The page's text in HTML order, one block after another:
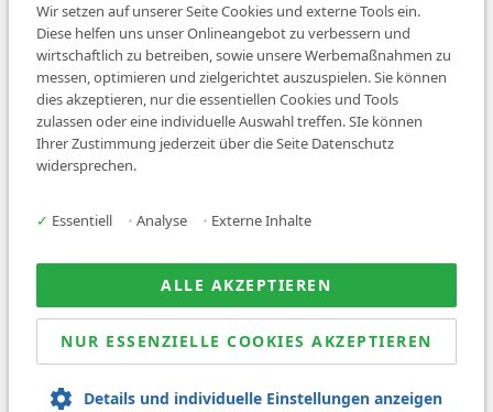
Job finden
Über uns
News
© 2026 Sanovetis. All rights reserved.
Wir setzen auf unserer Seite Cookies und externe Tools ein.
Diese helfen uns unser Onlineangebot zu verbessern und
wirtschaftlich zu betreiben, sowie unsere Werbemaßnahmen zu
messen, optimieren und zielgerichtet auszuspielen. Sie können
dies akzeptieren, nur die essentiellen Cookies und Tools
zulassen oder eine individuelle Auswahl treffen. SIe können
Ihrer Zustimmung jederzeit über die Seite Datenschutz
widersprechen.
✓ Essentiell • Analyse • Externe Inhalte
ALLE AKZEPTIEREN
NUR ESSENZIELLE COOKIES AKZEPTIEREN
Details und individuelle Einstellungen anzeigen